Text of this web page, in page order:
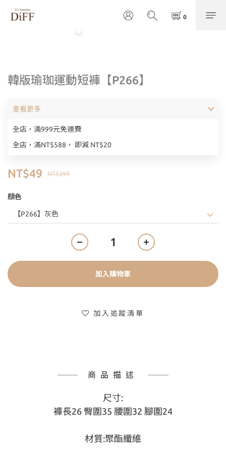
韓版瑜珈運動短褲【P266】
全店，滿999元免運費
全店，滿NT$588， 即減 NT$20
查看更多
NT$399
NT$49
顏色
加入購物車
加入追蹤清單
商品描述
尺寸:
褲長26 臀圍35 腰圍32 腳圍24
材質:聚酯纖維